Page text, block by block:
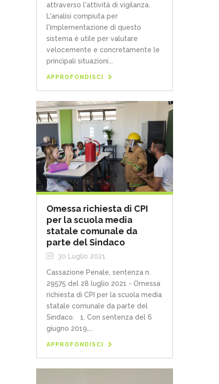
attraverso l'attività di vigilanza.
L'analisi compiuta per
l'implementazione di questo
sistema è utile per valutare
velocemente e concretamente le
principali situazioni...
APPROFONDISCI
Omessa richiesta di CPI
per la scuola media
statale comunale da
parte del Sindaco
30 Luglio 2021
Cassazione Penale, sentenza n.
29575 del 28 luglio 2021 - Omessa
richiesta di CPI per la scuola media
statale comunale da parte del
Sindaco. 1. Con sentenza del 6
giugno 2019,...
APPROFONDISCI